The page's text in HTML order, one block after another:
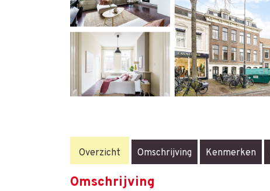
Overzicht Omschrijving Kenmerken
Omschrijving